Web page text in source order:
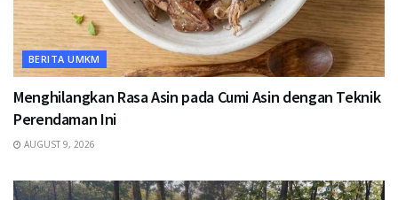
BERITA UMKM
Menghilangkan Rasa Asin pada Cumi Asin dengan Teknik
Perendaman Ini
AUGUST 9, 2026